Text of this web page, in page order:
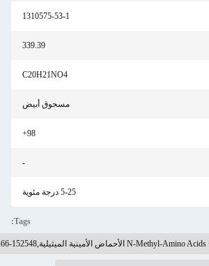
1310575-53-1
339.39
C20H21NO4
مسحوق أبيض
5-25 درجة مئوية
Tags: